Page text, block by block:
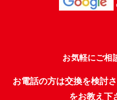
お気軽にご相
お電話の方は交換を検討
をお教え